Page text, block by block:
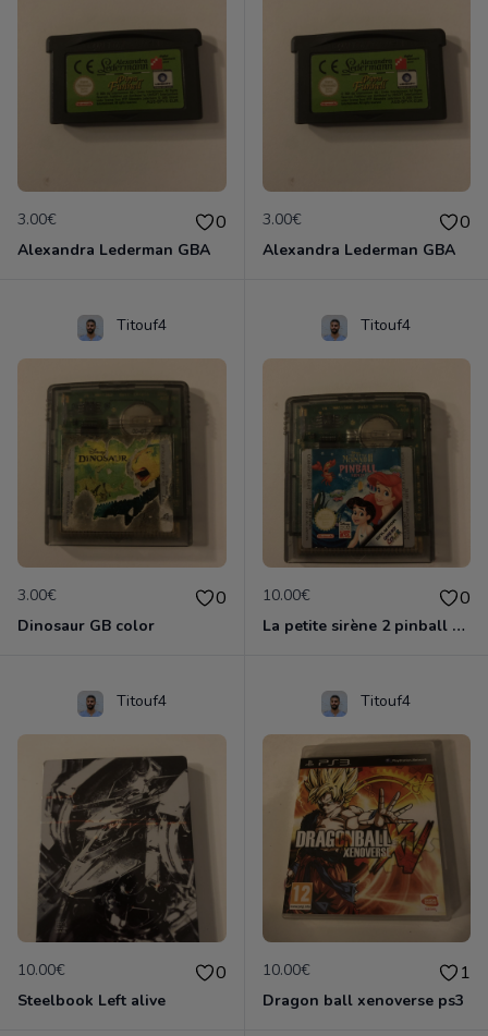
3.00€ 0
Alexandra Lederman GBA
3.00€ 0
Alexandra Lederman GBA
Titouf4
3.00€ 0
Dinosaur GB color
Titouf4
10.00€ 0
La petite sirène 2 pinball GB color
Titouf4
10.00€ 0
Steelbook Left alive
Titouf4
10.00€ 1
Dragon ball xenoverse ps3